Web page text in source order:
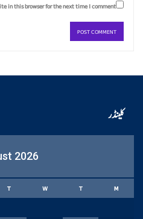
in this browser for the next time I comment.
کلینڈر
2026
M
T
W
T